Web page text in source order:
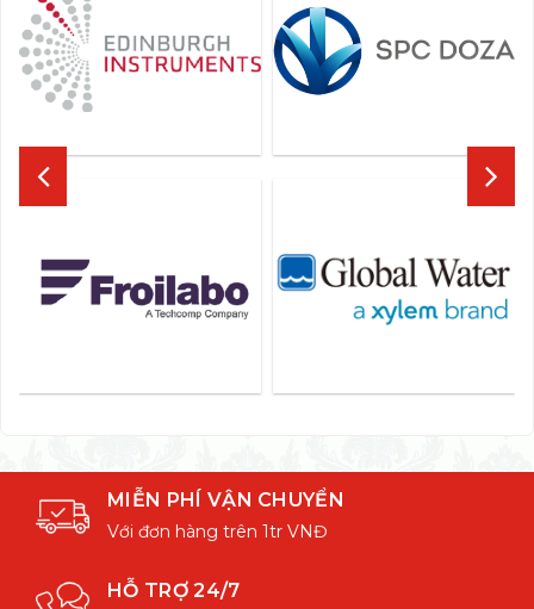
MIỄN PHÍ VẬN CHUYỂN
Với đơn hàng trên 1tr VNĐ
HỖ TRỢ 24/7